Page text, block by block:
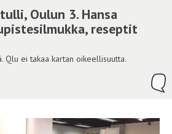
Oulun 3. Hansa
reseptit
Qlu ei takaa kartan oikeellisuutta.